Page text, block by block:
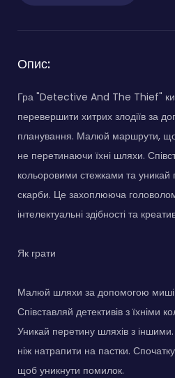
Опис:
Гра "Detective And The Thief"
перевершити хитрих злодіїв за
планування. Малюй маршрути,
не перетинаючи їхні шляхи.
кольоровими стежками та уникай
скарби. Це захоплююча
інтелектуальні здібності та
Як грати
Малюй шляхи за допомогою миші
Співставляй детективів з їхніми
Уникай перетину шляхів з
ніж натрапити на пастки.
щоб уникнути помилок.